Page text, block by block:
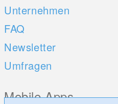
Unternehmen
FAQ
Newsletter
Umfragen
Mobile Apps